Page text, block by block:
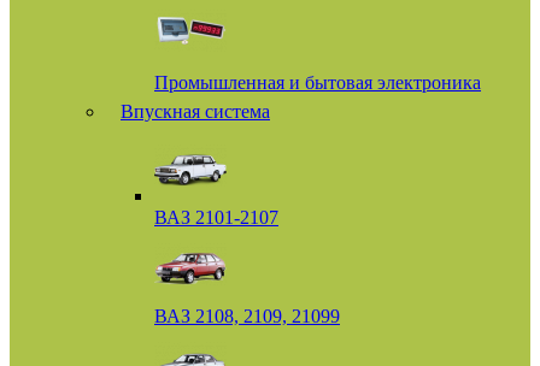
Промышленная и бытовая электроника
Впускная система
ВАЗ 2101-2107
ВАЗ 2108, 2109, 21099